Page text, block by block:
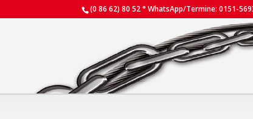
(0 86 62) 80 52 ° WhatsApp/Termine: 0151-